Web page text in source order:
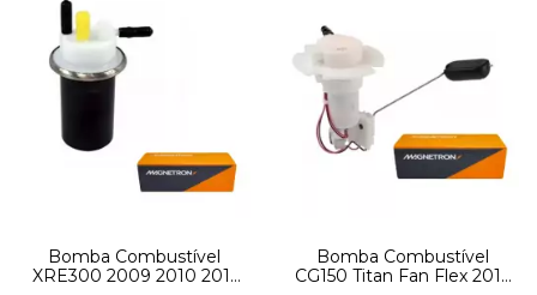
Bomba Combustível
XRE300 2009 2010 2011
Bomba Combustível
CG150 Titan Fan Flex 2012